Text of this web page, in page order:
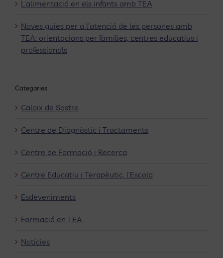
L’alimentació en els infants amb TEA
Noves guies per a l’atenció de les persones amb
TEA: orientacions per famílies, centres educatius i
professionals
Categories
Calaix de Sastre
Centre de Diagnòstic i Tractaments
Centre de Formació i Recerca
Centre Educatiu i Terapèutic, l'Escola
Esdeveniments
Formació en TEA
Notícies